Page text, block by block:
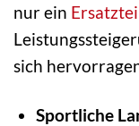
nur ein
sich
Sportliche